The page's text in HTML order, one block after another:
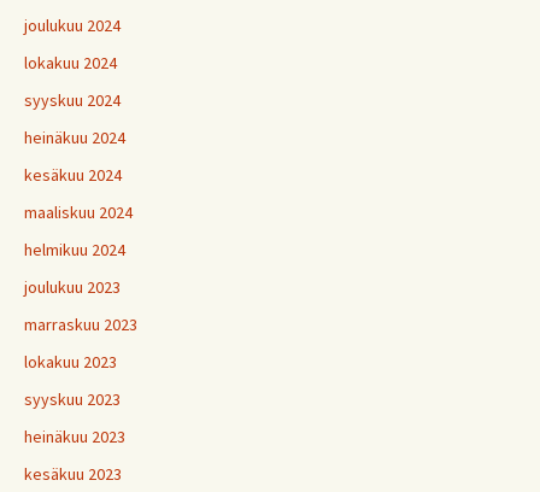
joulukuu 2024
lokakuu 2024
syyskuu 2024
heinäkuu 2024
kesäkuu 2024
maaliskuu 2024
helmikuu 2024
joulukuu 2023
marraskuu 2023
lokakuu 2023
syyskuu 2023
heinäkuu 2023
kesäkuu 2023